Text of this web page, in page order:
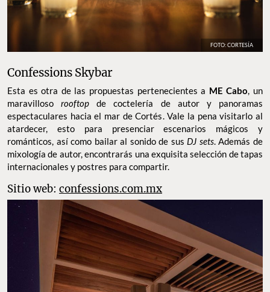
FOTO: CORTESÍA
Confessions Skybar
Esta es otra de las propuestas pertenecientes a ME Cabo, un
maravillosorooftopde coctelería de autor y panoramas
espectaculares hacia el mar de Cortés. Vale la pena visitarlo al
atardecer, esto para presenciar escenarios mágicos y
románticos, así como bailar al sonido de sus DJ sets. Además de
mixología de autor, encontrarás una exquisita selección de tapas
internacionales y postres para compartir.
Sitio web: confessions.com.mx